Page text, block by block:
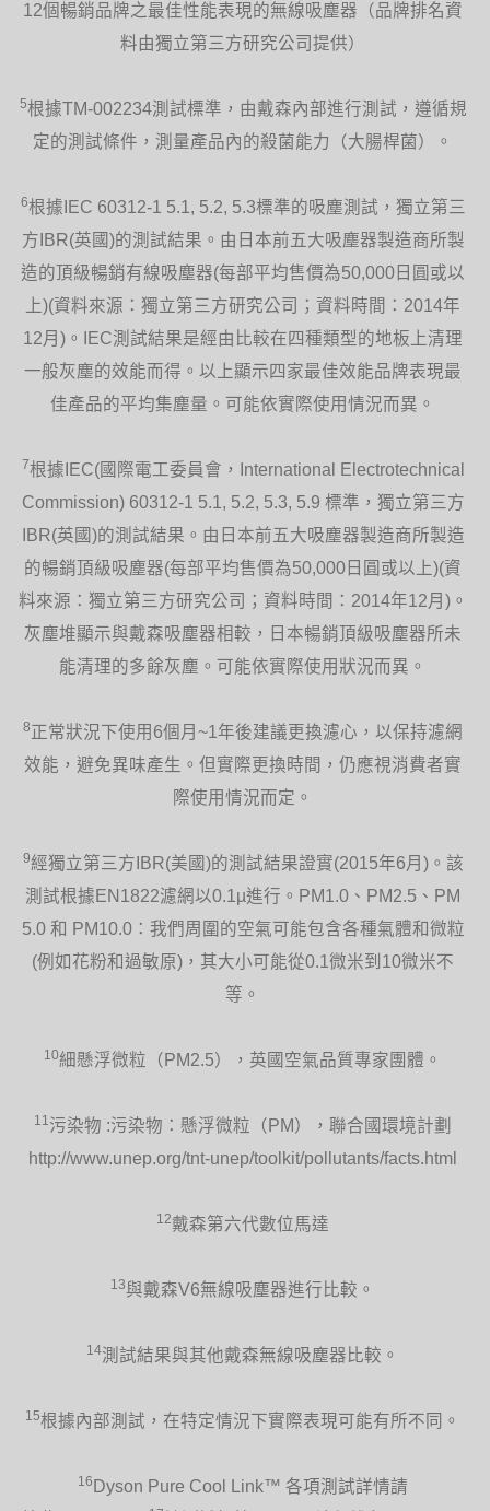
安全設計
不設高速轉動的扇葉。
12個暢銷品牌之最佳性能表現的無線吸塵器（品牌排名資
料由獨立第三方研究公司提供）
5根據TM-002234測試標準，由戴森內部進行測試，遵循規
定的測試條件，測量產品內的殺菌能力（大腸桿菌）。
6根據IEC 60312-1 5.1, 5.2, 5.3標準的吸塵測試，獨立第三
方IBR(英國)的測試結果。由日本前五大吸塵器製造商所製
造的頂級暢銷有線吸塵器(每部平均售價為50,000日圓或以
上)(資料來源：獨立第三方研究公司；資料時間：2014年
12月)。IEC測試結果是經由比較在四種類型的地板上清理
一般灰塵的效能而得。以上顯示四家最佳效能品牌表現最
佳產品的平均集塵量。可能依實際使用情況而異。
7根據IEC(國際電工委員會，International Electrotechnical
Commission) 60312-1 5.1, 5.2, 5.3, 5.9 標準，獨立第三方
IBR(英國)的測試結果。由日本前五大吸塵器製造商所製造
的暢銷頂級吸塵器(每部平均售價為50,000日圓或以上)(資
料來源：獨立第三方研究公司；資料時間：2014年12月)。
灰塵堆顯示與戴森吸塵器相較，日本暢銷頂級吸塵器所未
能清理的多餘灰塵。可能依實際使用狀況而異。
8正常狀況下使用6個月~1年後建議更換濾心，以保持濾網
效能，避免異味產生。但實際更換時間，仍應視消費者實
際使用情況而定。
9經獨立第三方IBR(美國)的測試結果證實(2015年6月)。該
測試根據EN1822濾網以0.1µ進行。PM1.0、PM2.5、PM
5.0 和 PM10.0：我們周圍的空氣可能包含各種氣體和微粒
(例如花粉和過敏原)，其大小可能從0.1微米到10微米不
等。
10細懸浮微粒（PM2.5），英國空氣品質專家團體。
11 污染物 :污染物：懸浮微粒（PM），聯合國環境計劃
http://www.unep.org/tnt-unep/toolkit/pollutants/facts.html
12戴森第六代數位馬達
13與戴森V6無線吸塵器進行比較。
14測試結果與其他戴森無線吸塵器比較。
15根據內部測試，在特定情況下實際表現可能有所不同。
16 Dyson Pure Cool Link™ 各項測試詳情請